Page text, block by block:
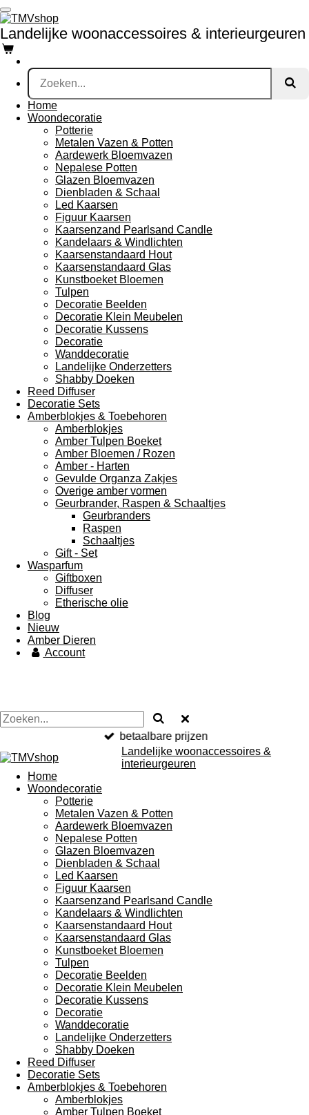
Ga
direct
naar
de
hoofdinhoud
Landelijke woonaccessoires & interieurgeuren
Home
Woondecoratie
Potterie
Metalen Vazen & Potten
Aardewerk Bloemvazen
Nepalese Potten
Glazen Bloemvazen
Dienbladen & Schaal
Led Kaarsen
Figuur Kaarsen
Kaarsenzand Pearlsand Candle
Kandelaars & Windlichten
Kaarsenstandaard Hout
Kaarsenstandaard Glas
Kunstboeket Bloemen
Tulpen
Decoratie Beelden
Decoratie Klein Meubelen
Decoratie Kussens
Decoratie
Wanddecoratie
Landelijke Onderzetters
Shabby Doeken
Reed Diffuser
Decoratie Sets
Amberblokjes & Toebehoren
Amberblokjes
Amber Tulpen Boeket
Amber Bloemen / Rozen
Amber - Harten
Gevulde Organza Zakjes
Overige amber vormen
Geurbrander, Raspen & Schaaltjes
Geurbranders
Raspen
Schaaltjes
Gift - Set
Wasparfum
Giftboxen
Diffuser
Etherische olie
Blog
Nieuw
Amber Dieren
Account
betaalbare prijzen
Landelijke woonaccessoires &
interieurgeuren
Home
Woondecoratie
Potterie
Metalen Vazen & Potten
Aardewerk Bloemvazen
Nepalese Potten
Glazen Bloemvazen
Dienbladen & Schaal
Led Kaarsen
Figuur Kaarsen
Kaarsenzand Pearlsand Candle
Kandelaars & Windlichten
Kaarsenstandaard Hout
Kaarsenstandaard Glas
Kunstboeket Bloemen
Tulpen
Decoratie Beelden
Decoratie Klein Meubelen
Decoratie Kussens
Decoratie
Wanddecoratie
Landelijke Onderzetters
Shabby Doeken
Reed Diffuser
Decoratie Sets
Amberblokjes & Toebehoren
Amberblokjes
Amber Tulpen Boeket